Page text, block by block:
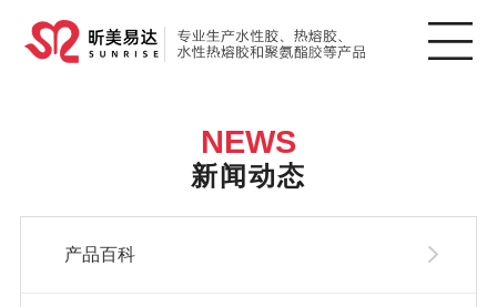
NEWS
新闻动态
产品百科